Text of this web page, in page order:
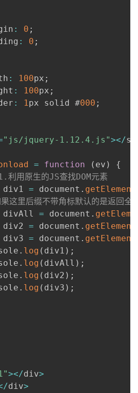
: 0 ;
: 0 ;
: 100px ;
: 100px ;
: 1px solid #000 ;
"js/jquery-1.12.4.js"></
= function ( ev )
{
用原生的JS查找DOM元素
div1 = document .
这里后缀不带角标默认的是返回全
divAll = document .
div2 = document .
div3 = document .
. log ( div1 ) ;
. log ( divAll ) ;
. log ( div2 ) ;
. log ( div3 ) ;
></div>
/div>